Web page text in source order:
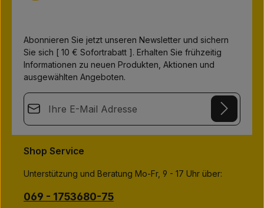
Abonnieren Sie jetzt unseren Newsletter und sichern
Sie sich [ 10 € Sofortrabatt ]. Erhalten Sie frühzeitig
Informationen zu neuen Produkten, Aktionen und
ausgewählten Angeboten.
E-Mail-Adresse*
Datenschutz
Ich habe die
einverstanden. *
Die mit einem Stern (*) markierten Felder sind
Pflichtfelder.
Shop Service
Unterstützung und Beratung Mo-Fr, 9 - 17 Uhr über:
069 - 1753680-75